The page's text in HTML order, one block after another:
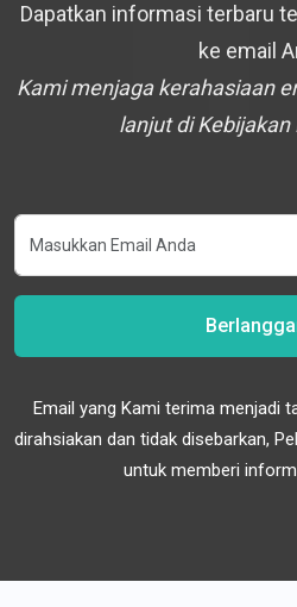
Dapatkan informasi terbaru
ke email
Kami menjaga kerahasiaan
lanjut di Kebijakan
Email yang Kami terima menjadi
dirahsiakan dan tidak disebarkan,
untuk memberi